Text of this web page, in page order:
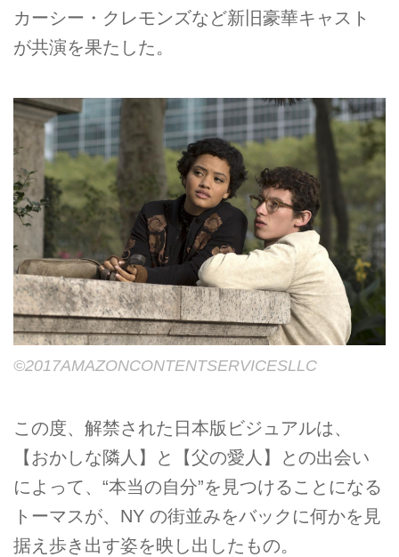
カーシー・クレモンズなど新旧豪華キャスト
が共演を果たした。
©2017AMAZONCONTENTSERVICESLLC
この度、解禁された日本版ビジュアルは、
【おかしな隣人】と【父の愛人】との出会い
によって、“本当の自分”を見つけることになる
トーマスが、NY の街並みをバックに何かを見
据え歩き出す姿を映し出したもの。